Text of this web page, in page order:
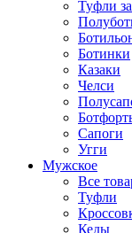
Туфли
Ботинки
Казаки
Челси
Сапоги
Угги
Мужское
Все
Туфли
Кеды